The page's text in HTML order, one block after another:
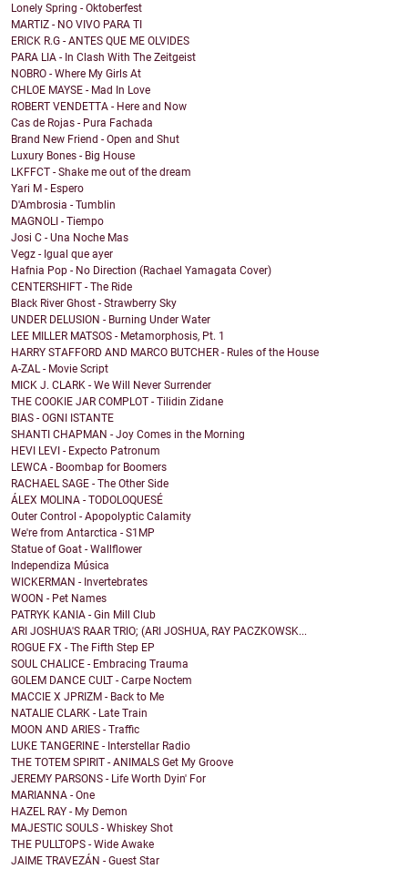
Lonely Spring - Oktoberfest
MARTIZ - NO VIVO PARA TI
ERICK R.G - ANTES QUE ME OLVIDES
PARA LIA - In Clash With The Zeitgeist
NOBRO - Where My Girls At
CHLOE MAYSE - Mad In Love
ROBERT VENDETTA - Here and Now
Cas de Rojas - Pura Fachada
Brand New Friend - Open and Shut
Luxury Bones - Big House
LKFFCT - Shake me out of the dream
Yari M - Espero
D'Ambrosia - Tumblin
MAGNOLI - Tiempo
Josi C - Una Noche Mas
Vegz - Igual que ayer
Hafnia Pop - No Direction (Rachael Yamagata Cover)
CENTERSHIFT - The Ride
Black River Ghost - Strawberry Sky
UNDER DELUSION - Burning Under Water
LEE MILLER MATSOS - Metamorphosis, Pt. 1
HARRY STAFFORD AND MARCO BUTCHER - Rules of the House
A-ZAL - Movie Script
MICK J. CLARK - We Will Never Surrender
THE COOKIE JAR COMPLOT - Tilidin Zidane
BIAS - OGNI ISTANTE
SHANTI CHAPMAN - Joy Comes in the Morning
HEVI LEVI - Expecto Patronum
LEWCA - Boombap for Boomers
RACHAEL SAGE - The Other Side
ÁLEX MOLINA - TODOLOQUESÉ
Outer Control - Apopolyptic Calamity
We're from Antarctica - S1MP
Statue of Goat - Wallflower
Independiza Música
WICKERMAN - Invertebrates
WOON - Pet Names
PATRYK KANIA - Gin Mill Club
ARI JOSHUA'S RAAR TRIO; (ARI JOSHUA, RAY PACZKOWSK...
ROGUE FX - The Fifth Step EP
SOUL CHALICE - Embracing Trauma
GOLEM DANCE CULT - Carpe Noctem
MACCIE X JPRIZM - Back to Me
NATALIE CLARK - Late Train
MOON AND ARIES - Traffic
LUKE TANGERINE - Interstellar Radio
THE TOTEM SPIRIT - ANIMALS Get My Groove
JEREMY PARSONS - Life Worth Dyin' For
MARIANNA - One
HAZEL RAY - My Demon
MAJESTIC SOULS - Whiskey Shot
THE PULLTOPS - Wide Awake
JAIME TRAVEZÁN - Guest Star